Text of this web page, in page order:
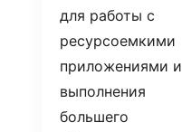
для работы с
ресурсоемкими
приложениями и
выполнения
большего